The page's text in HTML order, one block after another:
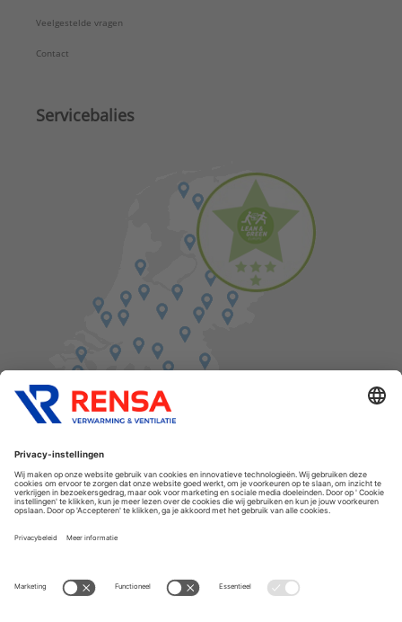
Veelgestelde vragen
Contact
Servicebalies
Cookies
Privacyverklaring
Disclaimer